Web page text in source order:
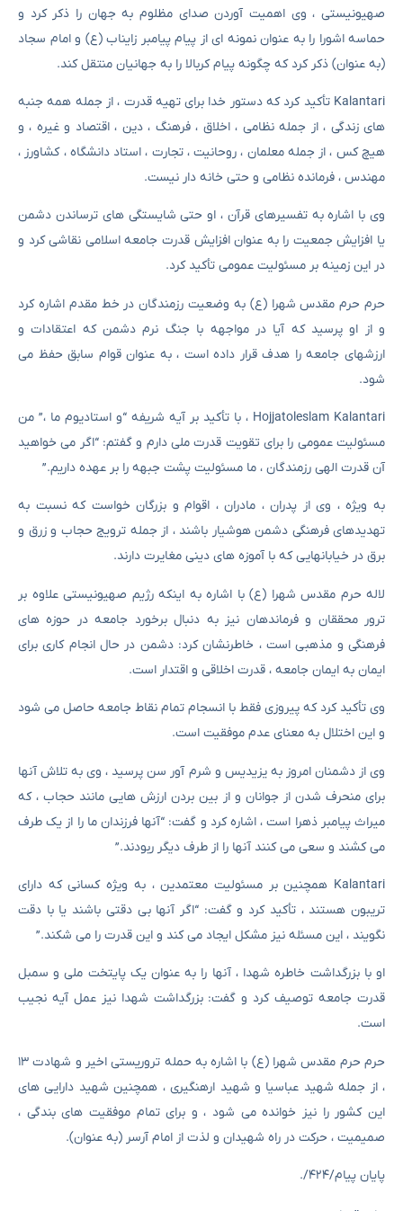
صهیونیستی ، وی اهمیت آوردن صدای مظلوم به جهان را ذکر کرد و
حماسه اشورا را به عنوان نمونه ای از پیام پیامبر زایناب (ع) و امام سجاد
(به عنوان) ذکر کرد که چگونه پیام کربالا را به جهانیان منتقل کند.
Kalantari تأکید کرد که دستور خدا برای تهیه قدرت ، از جمله همه جنبه
های زندگی ، از جمله نظامی ، اخلاق ، فرهنگ ، دین ، اقتصاد و غیره ، و
هیچ کس ، از جمله معلمان ، روحانیت ، تجارت ، استاد دانشگاه ، کشاورز ،
مهندس ، فرمانده نظامی و حتی خانه دار نیست.
وی با اشاره به تفسیرهای قرآن ، او حتی شایستگی های ترساندن دشمن
یا افزایش جمعیت را به عنوان افزایش قدرت جامعه اسلامی نقاشی کرد و
در این زمینه بر مسئولیت عمومی تأکید کرد.
حرم حرم مقدس شهرا (ع) به وضعیت رزمندگان در خط مقدم اشاره کرد
و از او پرسید که آیا در مواجهه با جنگ نرم دشمن که اعتقادات و
ارزشهای جامعه را هدف قرار داده است ، به عنوان قوام سابق حفظ می
شود.
Hojjatoleslam Kalantari ، با تأکید بر آیه شریفه “و استادیوم ما ،” من
مسئولیت عمومی را برای تقویت قدرت ملی دارم و گفتم: “اگر می خواهید
آن قدرت الهی رزمندگان ، ما مسئولیت پشت جبهه را بر عهده داریم.”
به ویژه ، وی از پدران ، مادران ، اقوام و بزرگان خواست که نسبت به
تهدیدهای فرهنگی دشمن هوشیار باشند ، از جمله ترویج حجاب و زرق و
برق در خیابانهایی که با آموزه های دینی مغایرت دارند.
لاله حرم مقدس شهرا (ع) با اشاره به اینکه رژیم صهیونیستی علاوه بر
ترور محققان و فرماندهان نیز به دنبال برخورد جامعه در حوزه های
فرهنگی و مذهبی است ، خاطرنشان کرد: دشمن در حال انجام کاری برای
ایمان به ایمان جامعه ، قدرت اخلاقی و اقتدار است.
وی تأکید کرد که پیروزی فقط با انسجام تمام نقاط جامعه حاصل می شود
و این اختلال به معنای عدم موفقیت است.
وی از دشمنان امروز به یزیدیس و شرم آور سن پرسید ، وی به تلاش آنها
برای منحرف شدن از جوانان و از بین بردن ارزش هایی مانند حجاب ، که
میراث پیامبر ذهرا است ، اشاره کرد و گفت: “آنها فرزندان ما را از یک طرف
می کشند و سعی می کنند آنها را از طرف دیگر ربودند.”
Kalantari همچنین بر مسئولیت معتمدین ، به ویژه کسانی که دارای
تریبون هستند ، تأکید کرد و گفت: “اگر آنها بی دقتی باشند یا با دقت
نگویند ، این مسئله نیز مشکل ایجاد می کند و این قدرت را می شکند.”
او با بزرگداشت خاطره شهدا ، آنها را به عنوان یک پایتخت ملی و سمبل
قدرت جامعه توصیف کرد و گفت: بزرگداشت شهدا نیز عمل آیه نجیب
است.
حرم حرم مقدس شهرا (ع) با اشاره به حمله تروریستی اخیر و شهادت ۱۳
، از جمله شهید عباسیا و شهید ارهنگیری ، همچنین شهید دارایی های
این کشور را نیز خوانده می شود ، و برای تمام موفقیت های بندگی ،
صمیمیت ، حرکت در راه شهیدان و لذت از امام آرسر (به عنوان).
پایان پیام/۴۲۴/.